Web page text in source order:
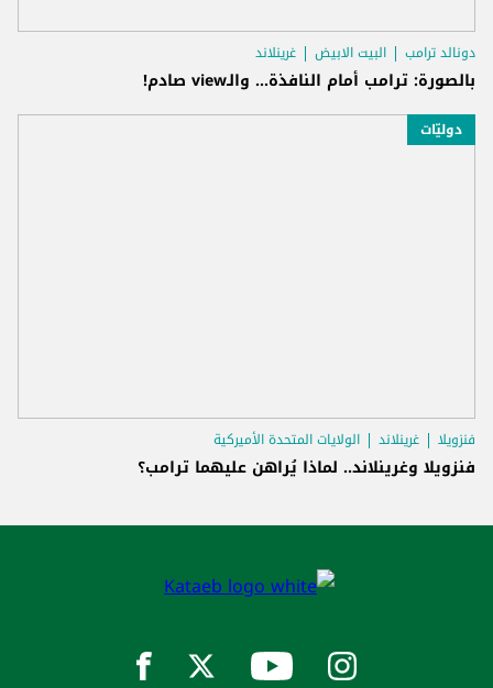
دونالد ترامب البيت الابيض غرينلاند
بالصورة: ترامب أمام النافذة... والـview صادم!
دوليّات
فنزويلا غرينلاند الولايات المتحدة الأميركية
فنزويلا وغرينلاند.. لماذا يُراهن عليهما ترامب؟